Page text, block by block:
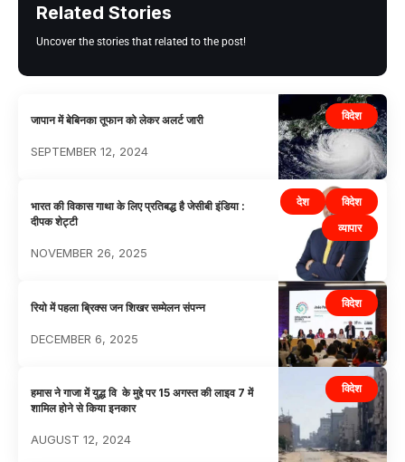
Related Stories
Uncover the stories that related to the post!
विदेश
जापान में बेबिनका तूफान को लेकर अलर्ट जारी
SEPTEMBER 12, 2024
देश
विदेश
व्यापार
भारत की विकास गाथा के लिए प्रतिबद्ध है जेसीबी इंडिया :
दीपक शेट्टी
NOVEMBER 26, 2025
विदेश
रियो में पहला ब्रिक्स जन शिखर सम्मेलन संपन्न
DECEMBER 6, 2025
विदेश
हमास ने गाजा में युद्ध वि के मुद्दे पर 15 अगस्त की लाइव 7 में
शामिल होने से किया इनकार
AUGUST 12, 2024